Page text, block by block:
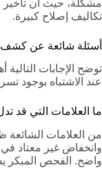
مشكلة، حيث أن تأخير
تكاليف إصلاح كبيرة.
أسئلة شائعة عن كشف
توضح الإجابات
عند الاشتباه بوجود
ما العلامات التي قد
من العلامات الشائعة
وانخفاض غير معتاد
واضح. الفحص المبكر